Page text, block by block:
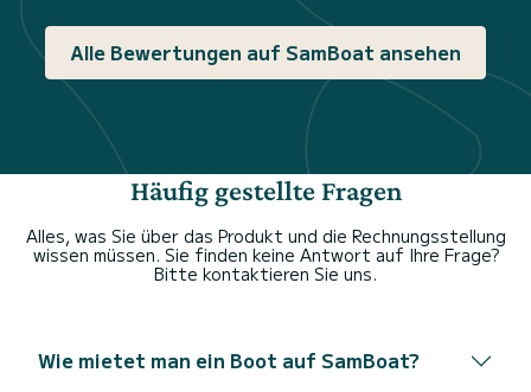
Alle Bewertungen auf SamBoat ansehen
Häufig gestellte Fragen
Alles, was Sie über das Produkt und die Rechnungsstellung
wissen müssen. Sie finden keine Antwort auf Ihre Frage?
Bitte kontaktieren Sie uns.
Wie mietet man ein Boot auf SamBoat?